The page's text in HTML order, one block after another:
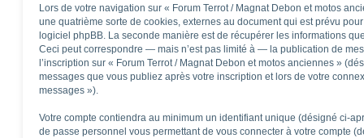
Lors de votre navigation sur « Forum Terrot / Magnat Debon et motos
une quatrième sorte de cookies, externes au document qui est prévu
logiciel phpBB. La seconde manière est de récupérer les informations
Ceci peut correspondre — mais n’est pas limité à — la publication de
l’inscription sur « Forum Terrot / Magnat Debon et motos anciennes »
messages que vous publiez après votre inscription et lors de votre
messages »).
Votre compte contiendra au minimum un identifiant unique (désigné ci-
de passe personnel vous permettant de vous connecter à votre compte